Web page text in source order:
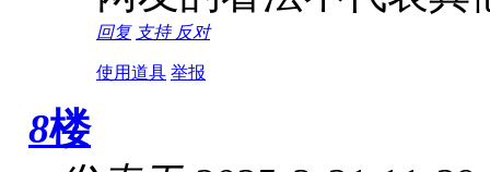
回复 支持 反对
使用道具 举报
8楼